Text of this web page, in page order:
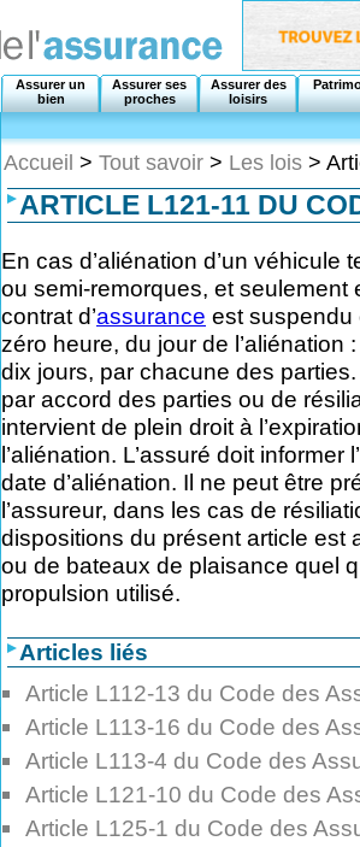
Assurer un
bien
Assurer ses
proches
Assurer des
loisirs
Accueil > Tout savoir > Les lois >
ARTICLE L121-11 DU
En cas d’aliénation d’un
ou semi-remorques, et
contrat d’assurance est suspendu
zéro heure, du jour de
dix jours, par chacune des
par accord des parties ou de
intervient de plein droit à
l’aliénation. L’assuré doit informer l’
date d’aliénation. Il ne peut être
l’assureur, dans les cas de
dispositions du présent article est
ou de bateaux de plaisance quel
propulsion utilisé.
Articles liés
Article L112-13 du Code des
Article L113-16 du Code des
Article L113-4 du Code des
Article L121-10 du Code des
Article L125-1 du Code des